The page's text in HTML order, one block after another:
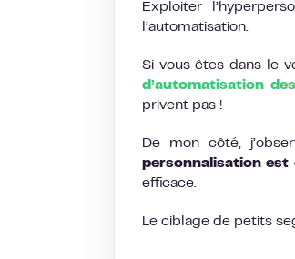
Exploiter
l’automatisation.
Si vous êtes dans le
d’automatisation
privent pas !
De mon côté,
personnalisation est
efficace.
Le ciblage de petits